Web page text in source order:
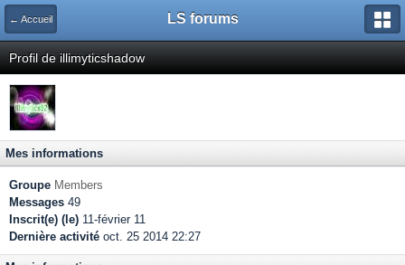
← Accueil LS forums
Profil de illimyticshadow
Mes informations
Groupe Members
Messages 49
Inscrit(e) (le) 11-février 11
Dernière activité oct. 25 2014 22:27